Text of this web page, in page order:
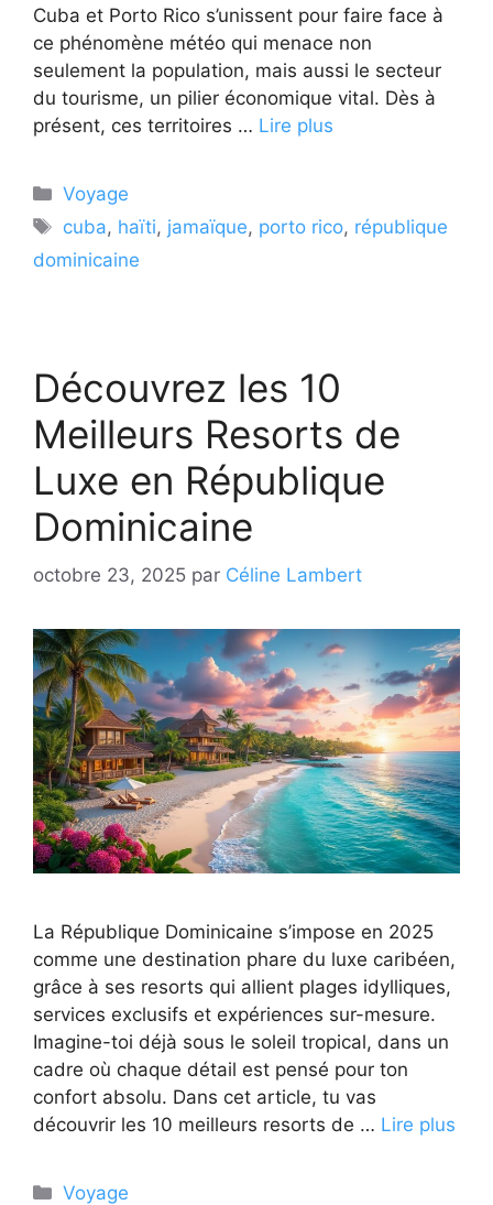
Cuba et Porto Rico s’unissent pour faire face à
ce phénomène météo qui menace non
seulement la population, mais aussi le secteur
du tourisme, un pilier économique vital. Dès à
présent, ces territoires … Lire plus
Catégories
Voyage
Étiquettes
cuba, haïti, jamaïque, porto rico, république
dominicaine
Découvrez les 10
Meilleurs Resorts de
Luxe en République
Dominicaine
octobre 23, 2025 par Céline Lambert
La République Dominicaine s’impose en 2025
comme une destination phare du luxe caribéen,
grâce à ses resorts qui allient plages idylliques,
services exclusifs et expériences sur-mesure.
Imagine-toi déjà sous le soleil tropical, dans un
cadre où chaque détail est pensé pour ton
confort absolu. Dans cet article, tu vas
découvrir les 10 meilleurs resorts de … Lire plus
Catégories
Voyage